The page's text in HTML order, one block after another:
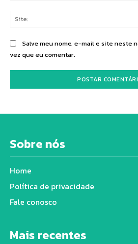
Salve meu nome, e-mail e site neste
vez que eu comentar.
Sobre nós
Home
Política de privacidade
Fale conosco
Mais recentes